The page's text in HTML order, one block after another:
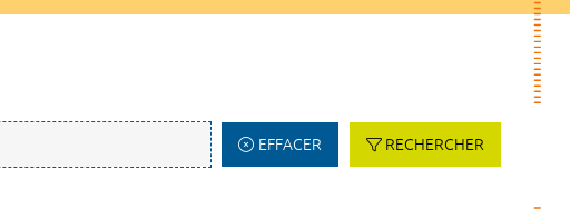
EFFACER RECHERCHER